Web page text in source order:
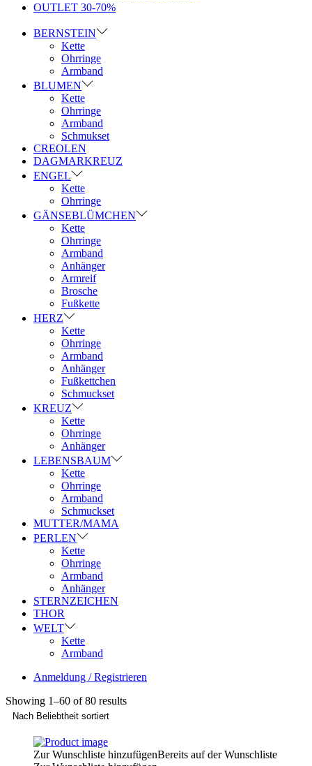
OUTLET 30-70%
BERNSTEIN
Kette
Ohrringe
Armband
BLUMEN
Kette
Ohrringe
Armband
Schmukset
CREOLEN
DAGMARKREUZ
ENGEL
Kette
Ohrringe
GÄNSEBLÜMCHEN
Kette
Ohrringe
Armband
Anhänger
Armreif
Brosche
Fußkette
HERZ
Kette
Ohrringe
Armband
Anhänger
Fußkettchen
Schmuckset
KREUZ
Kette
Ohrringe
Anhänger
LEBENSBAUM
Kette
Ohrringe
Armband
Schmuckset
MUTTER/MAMA
PERLEN
Kette
Ohrringe
Armband
Anhänger
STERNZEICHEN
THOR
WELT
Kette
Armband
Anmeldung / Registrieren
Showing 1–60 of 80 results
Zur Wunschliste hinzufügenBereits auf der Wunschliste